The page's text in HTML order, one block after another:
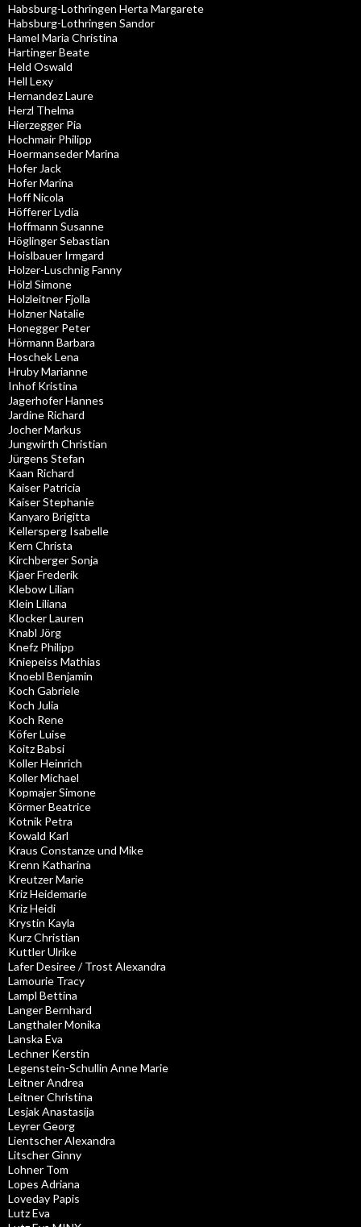
Habsburg-Lothringen Herta Margarete
Habsburg-Lothringen Sandor
Hamel Maria Christina
Hartinger Beate
Held Oswald
Hell Lexy
Hernandez Laure
Herzl Thelma
Hierzegger Pia
Hochmair Philipp
Hoermanseder Marina
Hofer Jack
Hofer Marina
Hoff Nicola
Höfferer Lydia
Hoffmann Susanne
Höglinger Sebastian
Hoislbauer Irmgard
Holzer-Luschnig Fanny
Hölzl Simone
Holzleitner Fjolla
Holzner Natalie
Honegger Peter
Hörmann Barbara
Hoschek Lena
Hruby Marianne
Inhof Kristina
Jagerhofer Hannes
Jardine Richard
Jocher Markus
Jungwirth Christian
Jürgens Stefan
Kaan Richard
Kaiser Patricia
Kaiser Stephanie
Kanyaro Brigitta
Kellersperg Isabelle
Kern Christa
Kirchberger Sonja
Kjaer Frederik
Klebow Lilian
Klein Liliana
Klocker Lauren
Knabl Jörg
Knefz Philipp
Kniepeiss Mathias
Knoebl Benjamin
Koch Gabriele
Koch Julia
Koch Rene
Köfer Luise
Koitz Babsi
Koller Heinrich
Koller Michael
Kopmajer Simone
Körmer Beatrice
Kotnik Petra
Kowald Karl
Kraus Constanze und Mike
Krenn Katharina
Kreutzer Marie
Kriz Heidemarie
Kriz Heidi
Krystin Kayla
Kurz Christian
Kuttler Ulrike
Lafer Desiree / Trost Alexandra
Lamourie Tracy
Lampl Bettina
Langer Bernhard
Langthaler Monika
Lanska Eva
Lechner Kerstin
Legenstein-Schullin Anne Marie
Leitner Andrea
Leitner Christina
Lesjak Anastasija
Leyrer Georg
Lientscher Alexandra
Litscher Ginny
Lohner Tom
Lopes Adriana
Loveday Papis
Lutz Eva